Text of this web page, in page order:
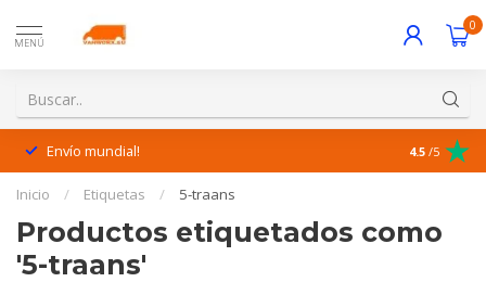
MENÚ
0
Envío mundial! ¡Excelente
4.5 /5
Inicio / Etiquetas / 5-traans
Productos etiquetados como
'5-traans'